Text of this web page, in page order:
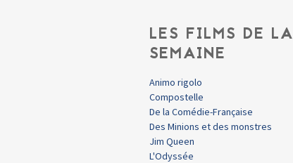
LES FILMS DE LA
SEMAINE
Animo rigolo
Compostelle
De la Comédie-Française
Des Minions et des monstres
Jim Queen
L'Odyssée